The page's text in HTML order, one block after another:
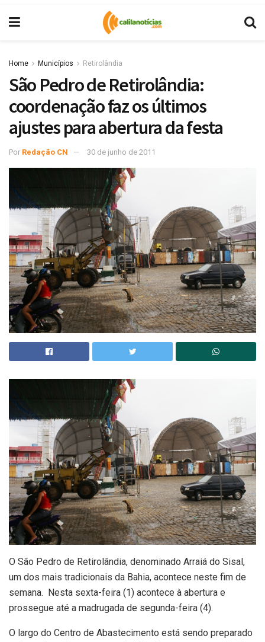
Home Municípios Retirolândia
São Pedro de Retirolândia:
coordenação faz os últimos
ajustes para abertura da festa
Por Redação CN 30 de junho de 2011
O São Pedro de Retirolândia, denominado Arraiá do Sisal,
um dos mais tradicionais da Bahia, acontece neste fim de
semana. Nesta sexta-feira (1) acontece à abertura e
prossegue até a madrugada de segunda-feira (4).
O largo do Centro de Abastecimento está sendo preparado